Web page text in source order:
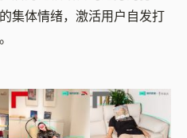
集体情绪，激活用户自发打